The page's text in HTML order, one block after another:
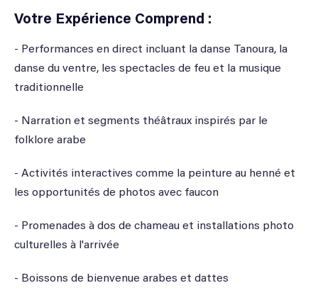
Votre Expérience Comprend :
- Performances en direct incluant la danse Tanoura, la
danse du ventre, les spectacles de feu et la musique
traditionnelle
- Narration et segments théâtraux inspirés par le
folklore arabe
- Activités interactives comme la peinture au henné et
les opportunités de photos avec faucon
- Promenades à dos de chameau et installations photo
culturelles à l'arrivée
- Boissons de bienvenue arabes et dattes